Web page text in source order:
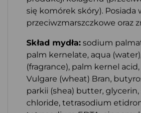
się komórek skóry). Posiada
przeciwzmarszczkowe oraz
Skład mydła: sodium
palm kernelate, aqua
(fragrance), palm kernel
Vulgare (wheat) Bran,
parkii (shea) butter,
chloride, tetrasodium